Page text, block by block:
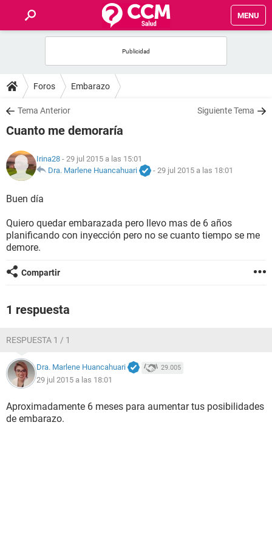
MENU
FOROS
SALUD
NUTRICIÓN
BIENESTAR
SEXUALIDAD
GLOSARIO
Foros Embarazo
Tema Anterior Siguiente Tema
Cuanto me demoraría
Irina28 - 29 jul 2015 a las 15:01
Dra. Marlene Huancahuari
- 29 jul 2015 a las 18:01
Buen día
Quiero quedar embarazada pero llevo mas de 6 años
planificando con inyección pero no se cuanto tiempo se me
demore.
Compartir
1 respuesta
RESPUESTA 1 / 1
Dra. Marlene Huancahuari 29.005
29 jul 2015 a las 18:01
Aproximadamente 6 meses para aumentar tus posibilidades
de embarazo.